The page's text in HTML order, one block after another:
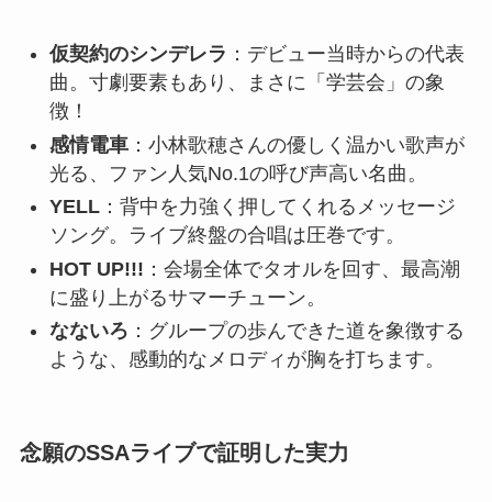
仮契約のシンデレラ ：デビュー当時からの代表
曲。寸劇要素もあり、まさに「学芸会」の象
徴！
感情電車：小林歌穂さんの優しく温かい歌声が
光る、ファン人気No.1の呼び声高い名曲。
YELL：背中を力強く押してくれるメッセージ
ソング。ライブ終盤の合唱は圧巻です。
HOT UP!!! ：会場全体でタオルを回す、最高潮
に盛り上がるサマーチューン。
なないろ ：グループの歩んできた道を象徴する
ような、感動的なメロディが胸を打ちます。
念願のSSAライブで証明した実力